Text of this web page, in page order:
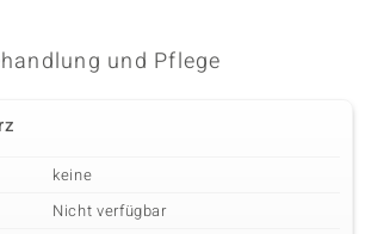
und Pflege
keine
Nicht verfügbar